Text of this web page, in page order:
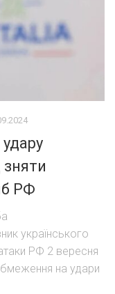
зняти
РФ
українського
РФ 2 вересня
на удари